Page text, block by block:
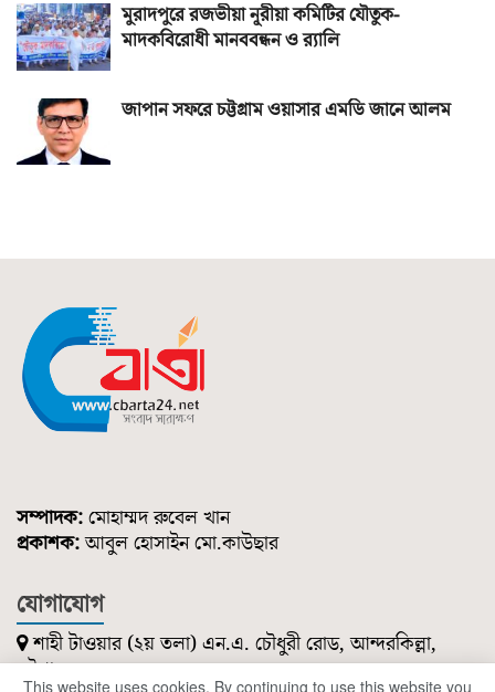
মুরাদপুরে রজভীয়া নূরীয়া কমিটির যৌতুক-
মাদকবিরোধী মানববন্ধন ও র‌্যালি
জাপান সফরে চট্টগ্রাম ওয়াসার এমডি জানে আলম
সম্পাদক: মোহাম্মদ রুবেল খান
প্রকাশক:আবুল হোসাইন মো.কাউছার
যোগাযোগ
শাহী টাওয়ার (২য় তলা) এন.এ. চৌধুরী রোড, আন্দরকিল্লা,
চট্টগ্রাম।
This website uses cookies. By continuing to use this website you